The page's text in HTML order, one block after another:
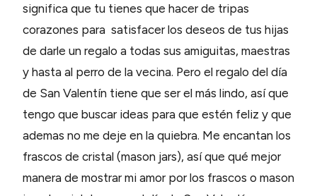
significa que tu tienes que hacer de tripas
corazones para satisfacer los deseos de tus hijas
de darle un regalo a todas sus amiguitas, maestras
y hasta al perro de la vecina. Pero el regalo del día
de San Valentín tiene que ser el más lindo, así que
tengo que buscar ideas para que estén feliz y que
ademas no me deje en la quiebra. Me encantan los
frascos de cristal (mason jars), así que qué mejor
manera de mostrar mi amor por los frascos o mason